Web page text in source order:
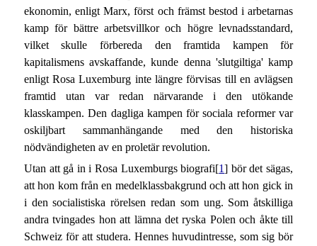
ekonomin, enligt Marx, först och främst bestod i arbetarnas
kamp för bättre arbetsvillkor och högre levnadsstandard,
vilket skulle förbereda den framtida kampen för
kapitalismens avskaffande, kunde denna 'slutgiltiga' kamp
enligt Rosa Luxemburg inte längre förvisas till en avlägsen
framtid utan var redan närvarande i den utökande
klasskampen. Den dagliga kampen för sociala reformer var
oskiljbart sammanhängande med den historiska
nödvändigheten av en proletär revolution.
Utan att gå in i Rosa Luxemburgs biografi[1] bör det sägas,
att hon kom från en medelklassbakgrund och att hon gick in
i den socialistiska rörelsen redan som ung. Som åtskilliga
andra tvingades hon att lämna det ryska Polen och åkte till
Schweiz för att studera. Hennes huvudintresse, som sig bör